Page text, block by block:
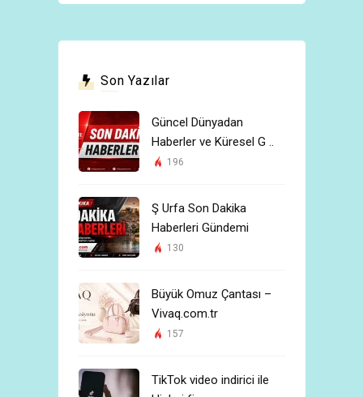
Son Yazılar
Güncel Dünyadan
Haberler ve Küresel G ..
196
Ş Urfa Son Dakika
Haberleri Gündemi
130
Büyük Omuz Çantası –
Vivaq.com.tr
157
TikTok video indirici ile